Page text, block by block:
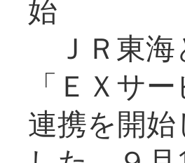
始
ＪＲ東海
「ＥＸサ
連携を開